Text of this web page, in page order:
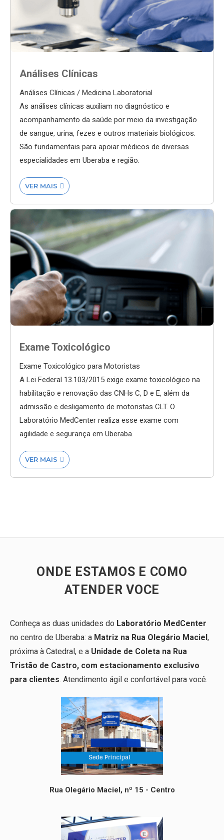
Análises Clínicas
Análises Clínicas / Medicina Laboratorial
As análises clínicas auxiliam no diagnóstico e
acompanhamento da saúde por meio da investigação
de sangue, urina, fezes e outros materiais biológicos.
São fundamentais para apoiar médicos de diversas
especialidades em Uberaba e região.

VER MAIS
Exame Toxicológico
Exame Toxicológico para Motoristas
A Lei Federal 13.103/2015 exige exame toxicológico na
habilitação e renovação das CNHs C, D e E, além da
admissão e desligamento de motoristas CLT. O
Laboratório MedCenter realiza esse exame com
agilidade e segurança em Uberaba.

VER MAIS
ONDE ESTAMOS E COMO
ATENDER VOCE
Conheça as duas unidades do Laboratório MedCenter
no centro de Uberaba: a Matriz na Rua Olegário Maciel,
próxima à Catedral, e a Unidade de Coleta na Rua
Tristão de Castro, com estacionamento exclusivo
para clientes. Atendimento ágil e confortável para você.
Rua Olegário Maciel, nº 15 - Centro